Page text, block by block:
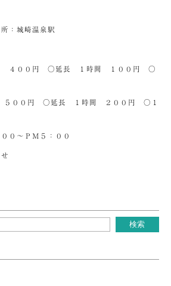
：城崎温泉駅
４００円 ○延長 １時間 １００円 ○
５００円 ○延長 １時間 ２００円 ○１
０～ＰＭ５：００